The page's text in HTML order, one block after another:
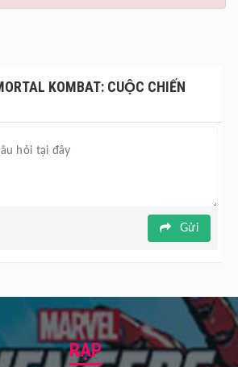
KOMBAT: CUỘC CHIẾN
Gửi
RẠP